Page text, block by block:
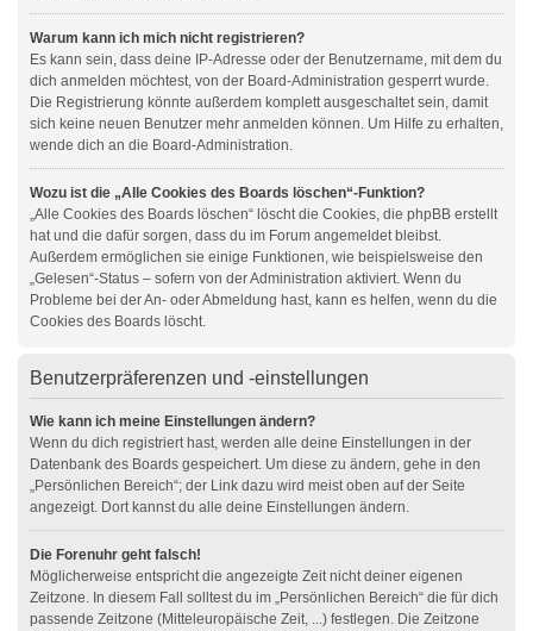
Warum kann ich mich nicht registrieren?
Es kann sein, dass deine IP-Adresse oder der Benutzername, mit dem du
dich anmelden möchtest, von der Board-Administration gesperrt wurde.
Die Registrierung könnte außerdem komplett ausgeschaltet sein, damit
sich keine neuen Benutzer mehr anmelden können. Um Hilfe zu erhalten,
wende dich an die Board-Administration.
Wozu ist die „Alle Cookies des Boards löschen“-Funktion?
„Alle Cookies des Boards löschen“ löscht die Cookies, die phpBB erstellt
hat und die dafür sorgen, dass du im Forum angemeldet bleibst.
Außerdem ermöglichen sie einige Funktionen, wie beispielsweise den
„Gelesen“-Status – sofern von der Administration aktiviert. Wenn du
Probleme bei der An- oder Abmeldung hast, kann es helfen, wenn du die
Cookies des Boards löscht.
Benutzerpräferenzen und -einstellungen
Wie kann ich meine Einstellungen ändern?
Wenn du dich registriert hast, werden alle deine Einstellungen in der
Datenbank des Boards gespeichert. Um diese zu ändern, gehe in den
„Persönlichen Bereich“; der Link dazu wird meist oben auf der Seite
angezeigt. Dort kannst du alle deine Einstellungen ändern.
Die Forenuhr geht falsch!
Möglicherweise entspricht die angezeigte Zeit nicht deiner eigenen
Zeitzone. In diesem Fall solltest du im „Persönlichen Bereich“ die für dich
passende Zeitzone (Mitteleuropäische Zeit, ...) festlegen. Die Zeitzone